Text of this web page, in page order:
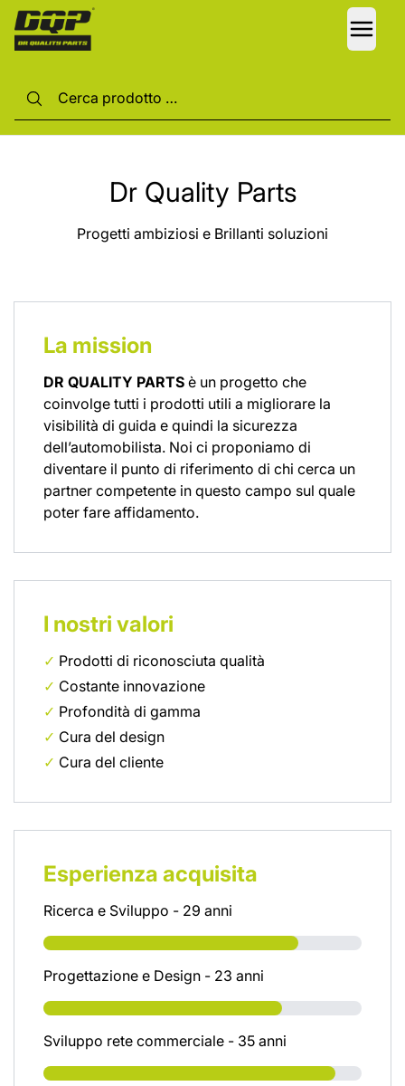
Dr Quality Parts
Progetti ambiziosi e Brillanti soluzioni
La mission
DR QUALITY PARTS è un progetto che
coinvolge tutti i prodotti utili a migliorare la
visibilità di guida e quindi la sicurezza
dell’automobilista. Noi ci proponiamo di
diventare il punto di riferimento di chi cerca un
partner competente in questo campo sul quale
poter fare affidamento.
I nostri valori
✓ Prodotti di riconosciuta qualità
✓ Costante innovazione
✓ Profondità di gamma
✓ Cura del design
✓ Cura del cliente
Esperienza acquisita
Ricerca e Sviluppo - 29 anni
Progettazione e Design - 23 anni
Sviluppo rete commerciale - 35 anni